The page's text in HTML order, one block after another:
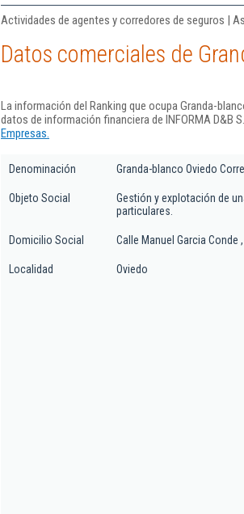
Actividades de agentes y corredores de seguros |
Datos comerciales de
La información del Ranking que ocupa Granda-
datos de información financiera de INFORMA D&B
Empresas.
Denominación Granda-blanco Oviedo
Objeto Social
Gestión y explotación de
particulares.
Domicilio Social Calle Manuel Garcia Conde ,
Localidad Oviedo